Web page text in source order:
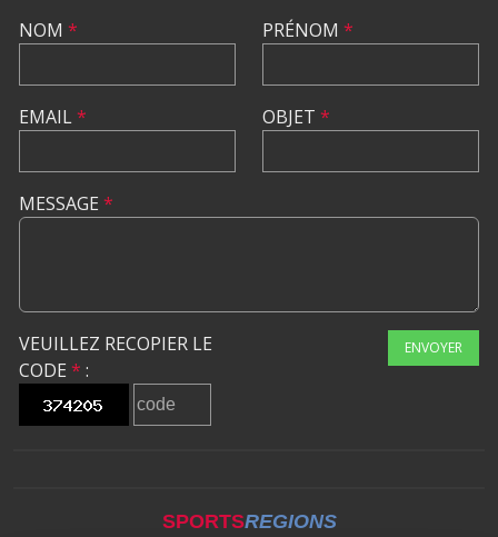
NOM *
EMAIL*
PRÉNOM *
OBJET *
MESSAGE *
VEUILLEZ RECOPIER LE
CODE * :
ENVOYER
SPORTSREGIONS